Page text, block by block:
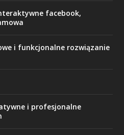
facebook,
i funkcjonalne rozwiązanie
i profesjonalne